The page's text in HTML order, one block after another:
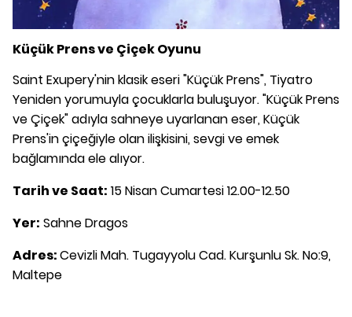
Küçük Prens ve Çiçek Oyunu
Saint Exupery'nin klasik eseri "Küçük Prens", Tiyatro
Yeniden yorumuyla çocuklarla buluşuyor. "Küçük Prens
ve Çiçek" adıyla sahneye uyarlanan eser, Küçük
Prens'in çiçeğiyle olan ilişkisini, sevgi ve emek
bağlamında ele alıyor.
Tarih ve Saat: 15 Nisan Cumartesi 12.00-12.50
Yer: Sahne Dragos
Adres:Cevizli Mah. Tugayyolu Cad. Kurşunlu Sk. No:9,
Maltepe